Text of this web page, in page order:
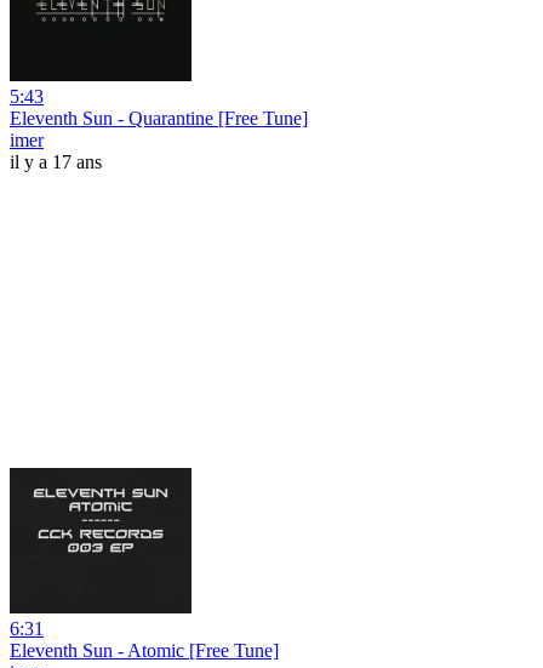
5:43
Eleventh Sun - Quarantine [Free Tune]
imer
il y a 17 ans
6:31
Eleventh Sun - Atomic [Free Tune]